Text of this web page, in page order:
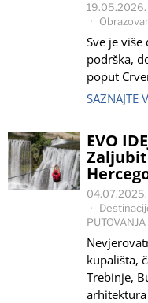
19.05.2026.
Sve je
podrška,
poput
SAZNAJTE
EVO
04.07.2025.
PUTOVANJA
kupališta,
Trebinje,